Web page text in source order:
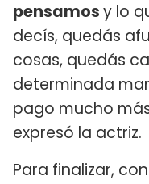
pensamosy lo
decís, quedás
cosas, quedás
determinada
pago mucho
expresó la actriz.
Para finalizar,